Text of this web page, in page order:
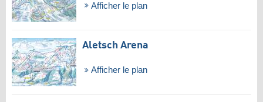
Afficher le plan
Aletsch Arena
Afficher le plan